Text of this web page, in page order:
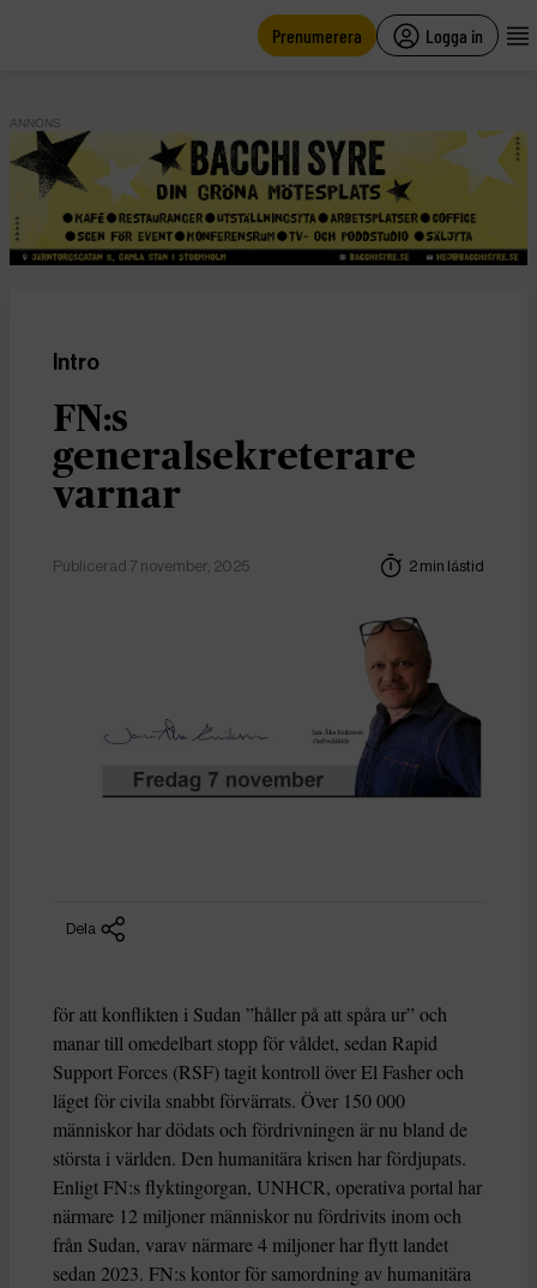
Prenumerera Logga in
ANNONS
Intro
FN:s
generalsekreterare
varnar
Publicerad 7 november, 2025 2 min lästid
Dela
för att konflikten i Sudan ”håller på att spåra ur” och
manar till omedelbart stopp för våldet, sedan Rapid
Support Forces (RSF) tagit kontroll över El Fasher och
läget för civila snabbt förvärrats. Över 150 000
människor har dödats och fördrivningen är nu bland de
största i världen. Den humanitära krisen har fördjupats.
Enligt FN:s flyktingorgan, UNHCR, operativa portal har
närmare 12 miljoner människor nu fördrivits inom och
från Sudan, varav närmare 4 miljoner har flytt landet
sedan 2023. FN:s kontor för samordning av humanitära